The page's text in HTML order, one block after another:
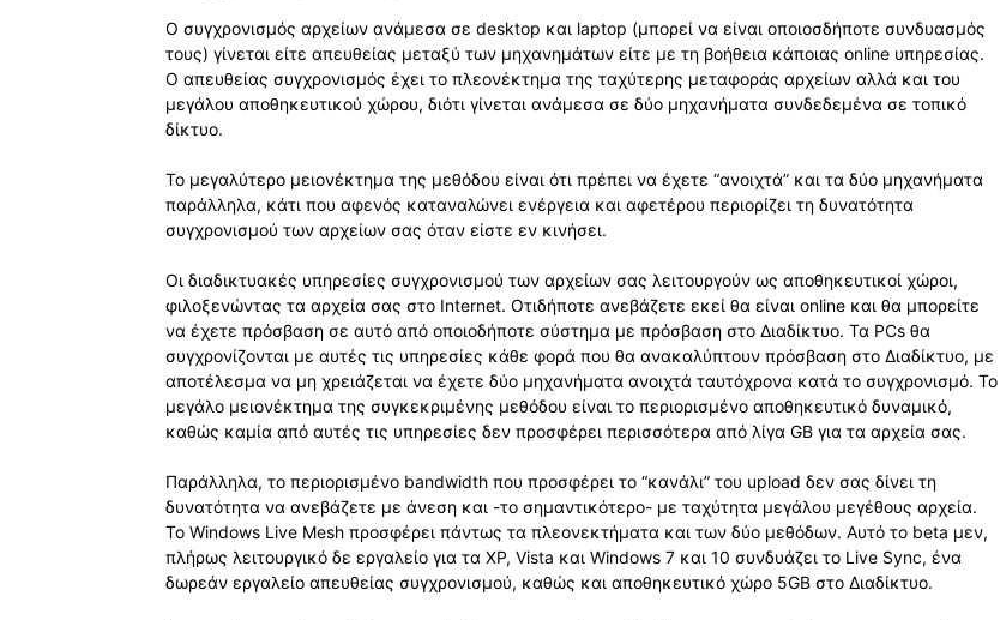
Ο συγχρονισμός αρχείων ανάμεσα σε desktop και laptop (μπορεί να είναι οποιοσδήποτε συνδυασμός
τους) γίνεται είτε απευθείας μεταξύ των μηχανημάτων είτε με τη βοήθεια κάποιας online υπηρεσίας.
Ο απευθείας συγχρονισμός έχει το πλεονέκτημα της ταχύτερης μεταφοράς αρχείων αλλά και του
μεγάλου αποθηκευτικού χώρου, διότι γίνεται ανάμεσα σε δύο μηχανήματα συνδεδεμένα σε τοπικό
δίκτυο.
Το μεγαλύτερο μειονέκτημα της μεθόδου είναι ότι πρέπει να έχετε “ανοιχτά” και τα δύο μηχανήματα
παράλληλα, κάτι που αφενός καταναλώνει ενέργεια και αφετέρου περιορίζει τη δυνατότητα
συγχρονισμού των αρχείων σας όταν είστε εν κινήσει.
Οι διαδικτυακές υπηρεσίες συγχρονισμού των αρχείων σας λειτουργούν ως αποθηκευτικοί χώροι,
φιλοξενώντας τα αρχεία σας στο Internet. Οτιδήποτε ανεβάζετε εκεί θα είναι online και θα μπορείτε
να έχετε πρόσβαση σε αυτό από οποιοδήποτε σύστημα με πρόσβαση στο Διαδίκτυο. Τα PCs θα
συγχρονίζονται με αυτές τις υπηρεσίες κάθε φορά που θα ανακαλύπτουν πρόσβαση στο Διαδίκτυο, με
αποτέλεσμα να μη χρειάζεται να έχετε δύο μηχανήματα ανοιχτά ταυτόχρονα κατά το συγχρονισμό. Το
μεγάλο μειονέκτημα της συγκεκριμένης μεθόδου είναι το περιορισμένο αποθηκευτικό δυναμικό,
καθώς καμία από αυτές τις υπηρεσίες δεν προσφέρει περισσότερα από λίγα GB για τα αρχεία σας.
Παράλληλα, το περιορισμένο bandwidth που προσφέρει το “κανάλι” του upload δεν σας δίνει τη
δυνατότητα να ανεβάζετε με άνεση και -το σημαντικότερο- με ταχύτητα μεγάλου μεγέθους αρχεία.
Το Windows Live Mesh προσφέρει πάντως τα πλεονεκτήματα και των δύο μεθόδων. Αυτό το beta μεν,
πλήρως λειτουργικό δε εργαλείο για τα XP, Vista και Windows 7 και 10 συνδυάζει το Live Sync, ένα
δωρεάν εργαλείο απευθείας συγχρονισμού, καθώς και αποθηκευτικό χώρο 5GB στο Διαδίκτυο.